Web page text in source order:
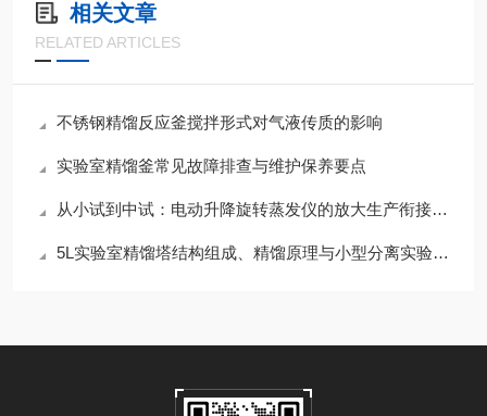
相关文章
RELATED ARTICLES
不锈钢精馏反应釜搅拌形式对气液传质的影响
实验室精馏釜常见故障排查与维护保养要点
​从小试到中试：电动升降旋转蒸发仪的放大生产衔接技巧
5L实验室精馏塔结构组成、精馏原理与小型分离实验应用